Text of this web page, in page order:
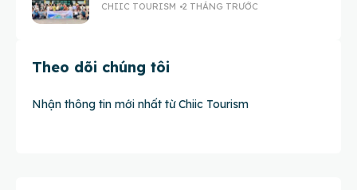
CHIIC TOURISM 2 THÁNG TRƯỚC
Theo dõi chúng tôi
Nhận thông tin mới nhất từ Chiic Tourism